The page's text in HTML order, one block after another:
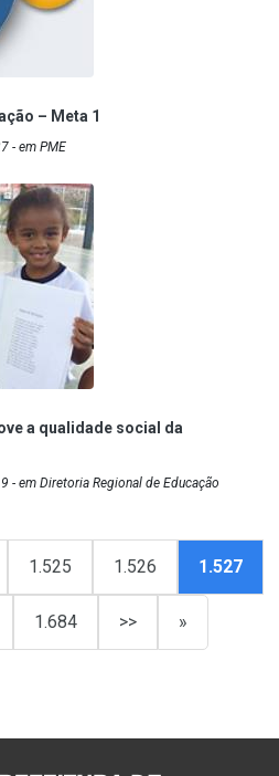
– Meta 1
- em PME
a qualidade social da
em Diretoria Regional de Educação
1.525 1.526 1.527
1.684 >> »